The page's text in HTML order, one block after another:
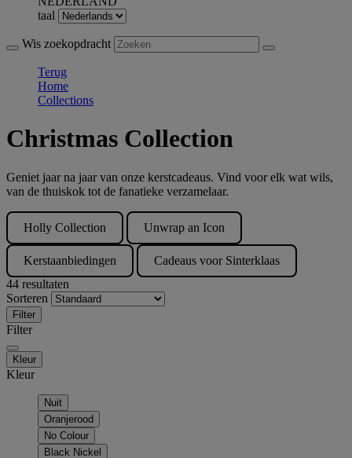
taal
Wis zoekopdracht
Terug
Home
Collections
Christmas Collection
Geniet jaar na jaar van onze kerstcadeaus. Vind voor elk wat wils,
van de thuiskok tot de fanatieke verzamelaar.
Holly Collection Unwrap an Icon
Kerstaanbiedingen
Cadeaus voor Sinterklaas
44 resultaten
Sorteren
Filter
Filter
Kleur
Kleur
Nuit
Oranjerood
No Colour
Black Nickel